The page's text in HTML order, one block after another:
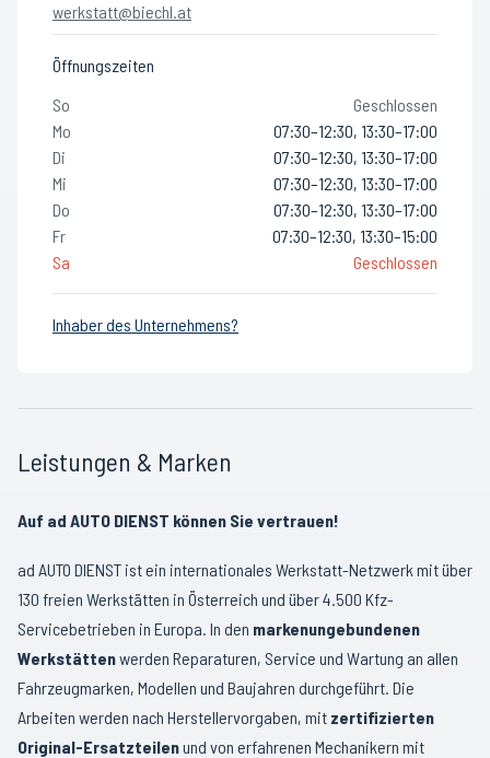
werkstatt@biechl.at
Öffnungszeiten
So
Geschlossen
Mo
07:30–12:30, 13:30–17:00
Di
07:30–12:30, 13:30–17:00
Mi
07:30–12:30, 13:30–17:00
Do
07:30–12:30, 13:30–17:00
Fr
07:30–12:30, 13:30–15:00
Sa
Geschlossen
Inhaber des Unternehmens?
Leistungen & Marken
Auf ad AUTO DIENST können Sie vertrauen!
ad AUTO DIENST ist ein internationales Werkstatt-Netzwerk mit über
130 freien Werkstätten in Österreich und über 4.500 Kfz-
Servicebetrieben in Europa. In den markenungebundenen
Werkstättenwerden Reparaturen, Service und Wartung an allen
Fahrzeugmarken, Modellen und Baujahren durchgeführt. Die
Arbeiten werden nach Herstellervorgaben, mit zertifizierten
Original-Ersatzteilenund von erfahrenen Mechanikern mit